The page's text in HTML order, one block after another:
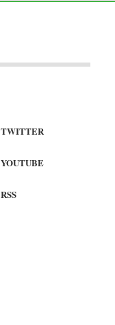
TWITTER
YOUTUBE
RSS